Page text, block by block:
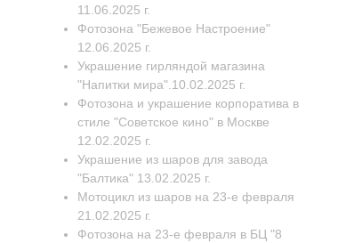
11.06.2025 г.
Фотозона "Бежевое Настроение"
12.06.2025 г.
Украшение гирляндой магазина
"Напитки мира".10.02.2025 г.
Фотозона и украшение корпоратива в
стиле "Советское кино" в Москве
12.02.2025 г.
Украшение из шаров для завода
"Балтика" 13.02.2025 г.
Мотоцикл из шаров на 23-е февраля
21.02.2025 г.
Фотозона на 23-е февраля в БЦ "8